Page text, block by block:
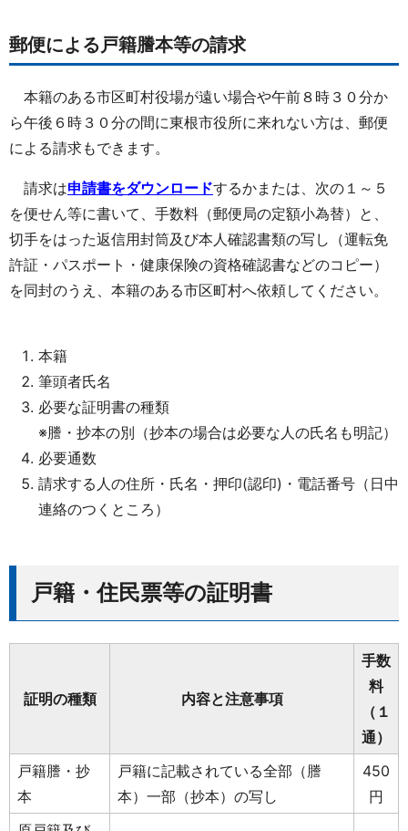
郵便による戸籍謄本等の請求
本籍のある市区町村役場が遠い場合や午前８時３０分か
ら午後６時３０分の間に東根市役所に来れない方は、郵便
による請求もできます。
請求は申請書をダウンロードするかまたは、次の１～５
を便せん等に書いて、手数料（郵便局の定額小為替）と、
切手をはった返信用封筒及び本人確認書類の写し（運転免
許証・パスポート・健康保険の資格確認書などのコピー）
を同封のうえ、本籍のある市区町村へ依頼してください。
本籍
筆頭者氏名
必要な証明書の種類
※謄・抄本の別（抄本の場合は必要な人の氏名も明記）
必要通数
請求する人の住所・氏名・押印(認印)・電話番号（日中
連絡のつくところ）
戸籍・住民票等の証明書
証明の種類 内容と注意事項
手数
料
（１
通）
戸籍謄・抄
本
戸籍に記載されている全部（謄
本）一部（抄本）の写し
450
円